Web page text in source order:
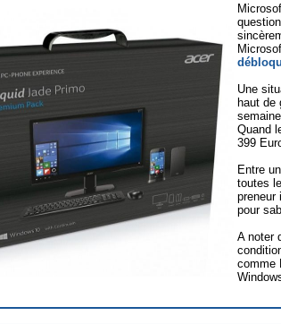
Une
haut de
Quand
399
Entre
toutes
preneur
pour
A noter
comme